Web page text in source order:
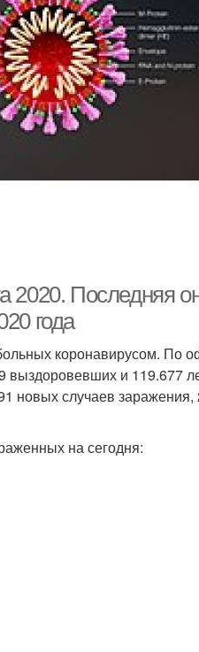
2020. Последняя
года
коронавирусом. По
выздоровевших и 119.677
случаев заражения,
на сегодня: